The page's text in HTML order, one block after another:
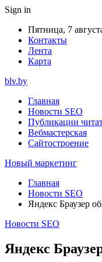
Sign in
Пятница, 7
Контакты
Лента
Карта
blv.by
Главная
Новости SEO
Публикации
Вебмастерская
Сайтостроение
Новый маркетинг
Главная
Новости SEO
Яндекс Браузер
Новости SEO
Яндекс